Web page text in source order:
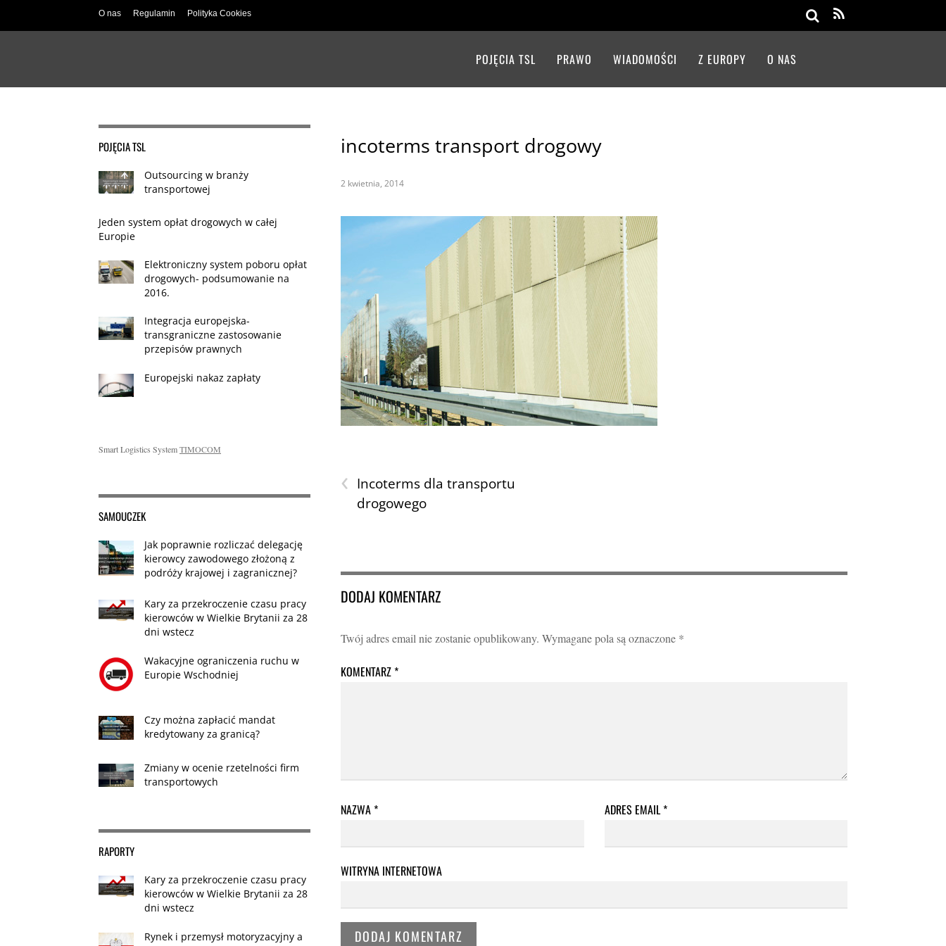
O nas Regulamin Polityka Cookies
POJĘCIA TSL PRAWO WIADOMOŚCI Z EUROPY O NAS
incoterms transport drogowy
2 kwietnia, 2014
‹ Incoterms dla transportu
drogowego
DODAJ KOMENTARZ
Twój adres email nie zostanie opublikowany. Wymagane pola są oznaczone *
KOMENTARZ*
NAZWA* ADRES EMAIL*
WITRYNA INTERNETOWA
POJĘCIA TSL
Outsourcing w branży
transportowej
Jeden system opłat drogowych w całej
Europie
Elektroniczny system poboru opłat
drogowych- podsumowanie na
2016.
Integracja europejska-
transgraniczne zastosowanie
przepisów prawnych
Europejski nakaz zapłaty
Smart Logistics SystemTIMOCOM
SAMOUCZEK
Jak poprawnie rozliczać delegację
kierowcy zawodowego złożoną z
podróży krajowej i zagranicznej?
Kary za przekroczenie czasu pracy
kierowców w Wielkie Brytanii za 28
dni wstecz
Wakacyjne ograniczenia ruchu w
Europie Wschodniej
Czy można zapłacić mandat
kredytowany za granicą?
Zmiany w ocenie rzetelności firm
transportowych
RAPORTY
Kary za przekroczenie czasu pracy
kierowców w Wielkie Brytanii za 28
dni wstecz
Rynek i przemysł motoryzacyjny a